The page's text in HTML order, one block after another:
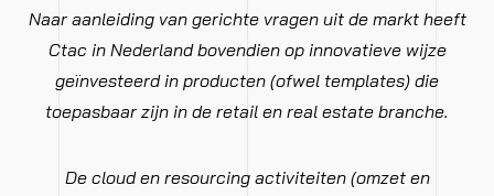
Naar aanleiding van gerichte vragen uit de markt heeft
Ctac in Nederland bovendien op innovatieve wijze
geïnvesteerd in producten (ofwel templates) die
toepasbaar zijn in de retail en real estate branche.
De cloud en resourcing activiteiten (omzet en